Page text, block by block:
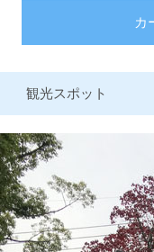
カ
観光スポット